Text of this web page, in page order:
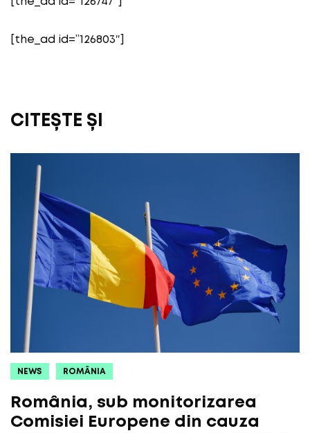
[the_ad id=”126803″]
CITEȘTE ȘI
NEWS ROMÂNIA
România, sub monitorizarea
Comisiei Europene din cauza